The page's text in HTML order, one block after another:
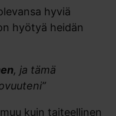
hyviä
hyötyä heidän
, ja tämä
kuin taiteellinen